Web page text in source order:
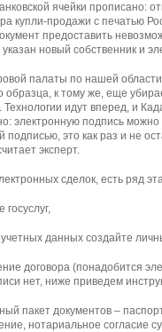
ячейки прописано:
купли-продажи с печатью
предоставить
новый собственник и
палаты по нашей
образца, к тому же, еще
идут вперед, и
электронную подпись
подписью, это как раз и не
эксперт.
сделок, есть ряд
данных создайте
договора (понадобится
нет, ниже приведем
пакет документов –
нотариальное согласие